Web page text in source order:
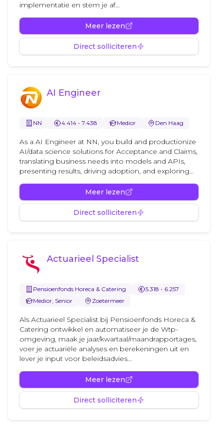
implementatie en stem je af...
Meer lezen
Direct solliciteren
AI Engineer
NN 4.414 - 7.438 Medior Den Haag
As a AI Engineer at NN, you build and productionize
AI/data science solutions for Acceptance and Claims,
translating business needs into models and APIs,
presenting results, driving adoption, and exploring...
Meer lezen
Direct solliciteren
Actuarieel Specialist
Pensioenfonds Horeca & Catering
5.318 - 6.257
Medior, Senior
Zoetermeer
Als Actuarieel Specialist bij Pensioenfonds Horeca &
Catering ontwikkel en automatiseer je de Wtp-
omgeving, maak je jaar/kwartaal/maandrapportages,
voer je actuariële analyses en berekeningen uit en
lever je input voor beleidsadvies...
Meer lezen
Direct solliciteren